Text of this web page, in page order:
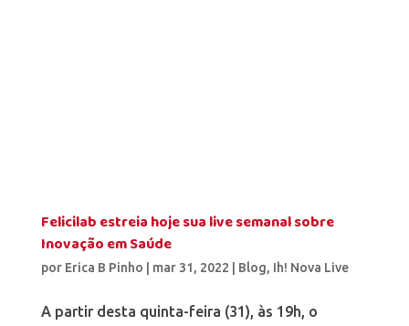
Felicilab estreia hoje sua live semanal sobre
Inovação em Saúde
por Erica B Pinho mar 31, 2022 Blog, Ih! Nova Live
A partir desta quinta-feira (31), às 19h, o